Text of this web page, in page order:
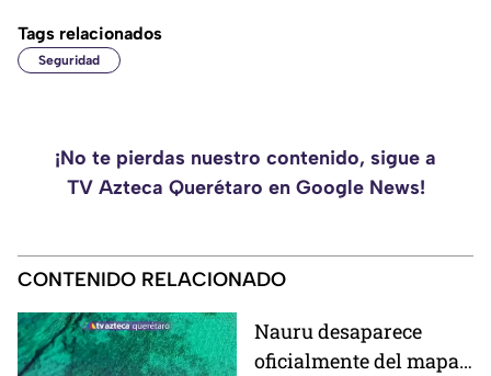
Tags relacionados
Seguridad
¡No te pierdas nuestro contenido, sigue a
TV Azteca Querétaro en Google News!
CONTENIDO RELACIONADO
Nauru desaparece
oficialmente del mapa: